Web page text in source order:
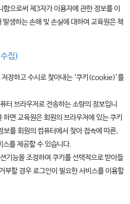
으로써 제3자가 이용자에 관한 정보를 이
발생하는 손해 및 손실에 대하여 교육원은 책
집)
장하고 수시로 찾아내는 ‘쿠키(cookie)’를
터 브라우저로 전송하는 소량의 정보입니
면 교육원은 회원의 브라우저에 있는 쿠키
보를 회원의 컴퓨터에서 찾아 접속에 따른,
스를 제공할 수 있습니다.
기능을 조정하여 쿠키를 선택적으로 받아들
부할 경우 로그인이 필요한 서비스를 이용할